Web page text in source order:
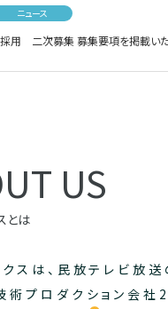
ニュース
用 二次募集 募集要項を掲載いた
US
とは
クスは、民放テレビ放
術プロダクション会社2